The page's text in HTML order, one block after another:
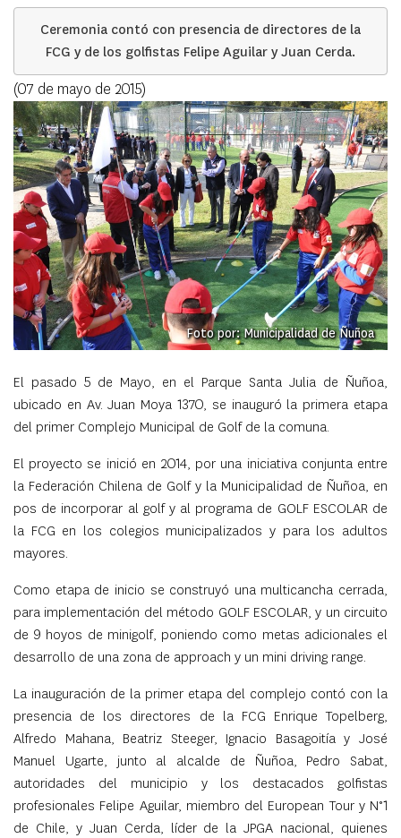
Ceremonia contó con presencia de directores de la
FCG y de los golfistas Felipe Aguilar y Juan Cerda.
(07 de mayo de 2015)
Foto por: Municipalidad de Ñuñoa
El pasado 5 de Mayo, en el Parque Santa Julia de Ñuñoa,
ubicado en Av. Juan Moya 1370, se inauguró la primera etapa
del primer Complejo Municipal de Golf de la comuna.
El proyecto se inició en 2014, por una iniciativa conjunta entre
la Federación Chilena de Golf y la Municipalidad de Ñuñoa, en
pos de incorporar al golf y al programa de GOLF ESCOLAR de
la FCG en los colegios municipalizados y para los adultos
mayores.
Como etapa de inicio se construyó una multicancha cerrada,
para implementación del método GOLF ESCOLAR, y un circuito
de 9 hoyos de minigolf, poniendo como metas adicionales el
desarrollo de una zona de approach y un mini driving range.
La inauguración de la primer etapa del complejo contó con la
presencia de los directores de la FCG Enrique Topelberg,
Alfredo Mahana, Beatriz Steeger, Ignacio Basagoitía y José
Manuel Ugarte, junto al alcalde de Ñuñoa, Pedro Sabat,
autoridades del municipio y los destacados golfistas
profesionales Felipe Aguilar, miembro del European Tour y N°1
de Chile, y Juan Cerda, líder de la JPGA nacional, quienes